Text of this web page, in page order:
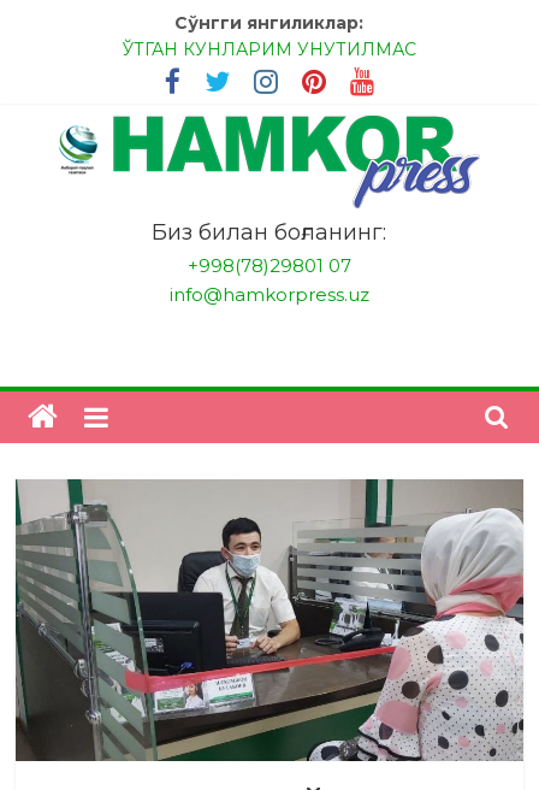
Сўнгги янгиликлар:
ЎТГАН КУНЛАРИМ УНУТИЛМАС
МЕССИ ВА РОНАЛДУ, АНА ЭНДИ ИККАЛАНГ ҲАМ
ҲУСАНОВГА ТАН БЕРИНГЛАР!
МЕҲР ОРҚАЛИ ШИФО
БАНКДА ИШЛАШ ОСОНМИ?
НАТИЖАГА ЭРИШИШ ЎЗ ҚЎЛИМИЗДА
"HamkorPress"
Биз билан боғланинг:
+998(78)29801 07
info@hamkorpress.uz